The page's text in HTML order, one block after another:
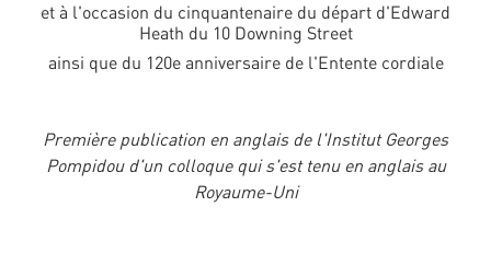
et à l'occasion du cinquantenaire du départ d'Edward
Heath du 10 Downing Street
ainsi que du 120e anniversaire de l'Entente cordiale
Première publication en anglais de l'Institut Georges
Pompidou d'un colloque qui s'est tenu en anglais au
Royaume-Uni